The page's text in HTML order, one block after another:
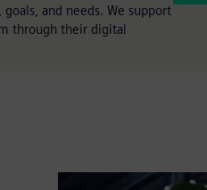
and needs. We support
through their digital